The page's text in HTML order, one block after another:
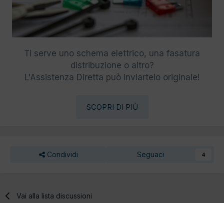
Ti serve uno schema elettrico, una fasatura
distribuzione o altro?
L'Assistenza Diretta può inviartelo originale!
SCOPRI DI PIÙ
Condividi Seguaci 4
Vai alla lista discussioni